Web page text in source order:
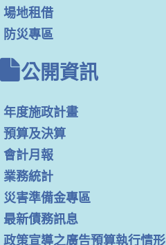
場地租借
防災專區
公開資訊
年度施政計畫
預算及決算
會計月報
業務統計
災害準備金專區
最新債務訊息
政策宣導之廣告預算執行情形